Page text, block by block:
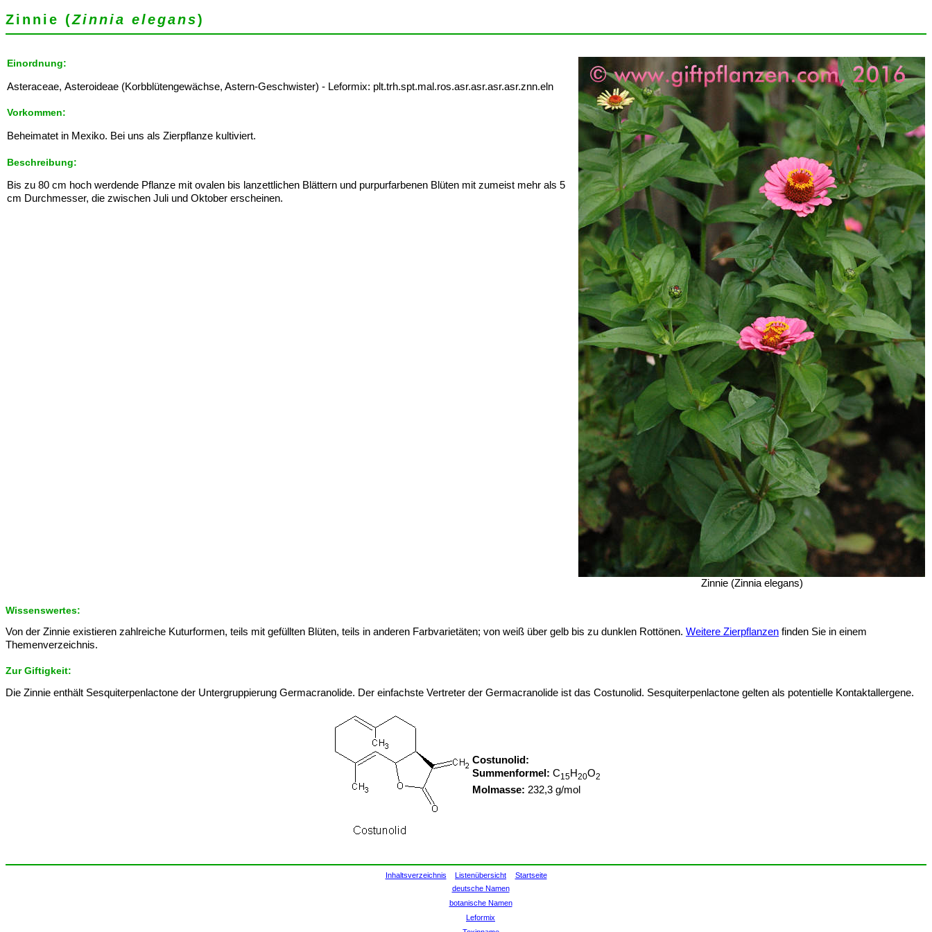
Zinnie (Zinnia elegans)
Einordnung:
Asteraceae, Asteroideae (Korbblütengewächse, Astern-Geschwister) - Leformix: plt.trh.spt.mal.ros.asr.asr.asr.asr.znn.eln
Vorkommen:
Beheimatet in Mexiko. Bei uns als Zierpflanze kultiviert.
Beschreibung:
Bis zu 80 cm hoch werdende Pflanze mit ovalen bis lanzettlichen Blättern und purpurfarbenen Blüten mit zumeist mehr als 5
cm Durchmesser, die zwischen Juli und Oktober erscheinen.
Zinnie (Zinnia elegans)
Wissenswertes:
Von der Zinnie existieren zahlreiche Kuturformen, teils mit gefüllten Blüten, teils in anderen Farbvarietäten; von weiß über gelb bis zu dunklen Rottönen. Weitere Zierpflanzen finden Sie in einem
Themenverzeichnis.
Zur Giftigkeit:
Die Zinnie enthält Sesquiterpenlactone der Untergruppierung Germacranolide. Der einfachste Vertreter der Germacranolide ist das Costunolid. Sesquiterpenlactone gelten als potentielle Kontaktallergene.
Costunolid:
Summenformel: C15H20O2
Molmasse: 232,3 g/mol
Inhaltsverzeichnis Listenübersicht
Startseite
deutsche Namen
botanische Namen
Leformix